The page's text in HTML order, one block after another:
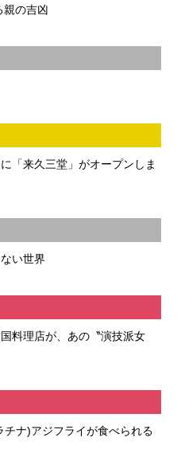
親の吉凶
「来久三堂」がオープンしま
い世界
料理店が、あの〝演技派女
チナ)アジフライが食べられる